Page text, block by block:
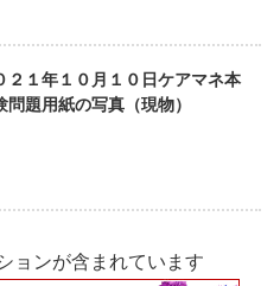
２１年１０月１０日ケアマネ本
問題用紙の写真（現物）
ョンが含まれています